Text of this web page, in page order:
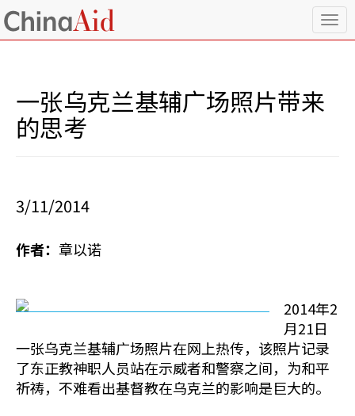
T
o
一张乌克兰基辅广场照片带来
的思考
3/11/2014
作者： 章以诺
2014年2
月21日
一张乌克兰基辅广场照片在网上热传，该照片记录
了东正教神职人员站在示威者和警察之间，为和平
祈祷，不难看出基督教在乌克兰的影响是巨大的。